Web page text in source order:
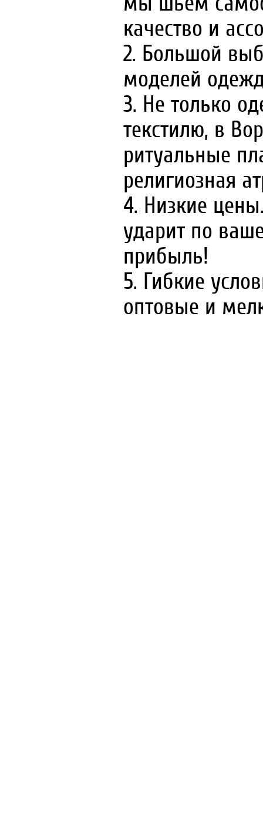
качество и
2. Большой
моделей
3. Не только
текстилю, в
ритуальные
религиозная
4. Низкие
ударит по
прибыль!
5. Гибкие
оптовые и